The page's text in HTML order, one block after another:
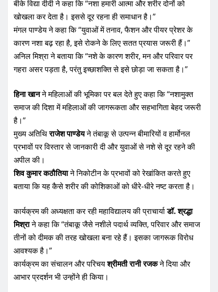
कारण नशा बढ़ रहा है, इसे रोकने के लिए सतत प्रयास जरूरी हैं।”
अनिल मिश्रा ने बताया कि “नशे के कारण शरीर, मन और परिवार पर
गहरा असर पड़ता है, परंतु इच्छाशक्ति से इसे छोड़ा जा सकता है।”
हिना खानने महिलाओं की भूमिका पर बल देते हुए कहा कि “नशामुक्त
समाज की दिशा में महिलाओं की जागरूकता और सहभागिता बेहद जरूरी
मुख्य अतिथिराजेश पाण्डेयने तंबाकू से उत्पन्न बीमारियों व हार्मोनल
प्रभावों पर विस्तार से जानकारी दी और युवाओं से नशे से दूर रहने की
अपील की।
शिव कुमार कठौतियाने निकोटीन के प्रभावों को रेखांकित करते हुए
बताया कि यह कैसे शरीर की कोशिकाओं को धीरे-धीरे नष्ट करता है।
कार्यक्रम की अध्यक्षता कर रही महाविद्यालय की प्राचार्याडॉ. श्रद्धा
मिश्राने कहा कि “तंबाकू जैसे नशीले पदार्थ व्यक्ति, परिवार और समाज
आवश्यक है।”
कार्यक्रम का संचालन और परिचयश्रीमती रानी रजकने दिया और
आभार प्रदर्शन भी उन्होंने ही किया।
कार्यक्रम को सफल बनाने में रा.से.यो. अधिकारीश्रीमती रानी रजक
प्राध्यापकश्रीमती प्रियलता जायसवाल